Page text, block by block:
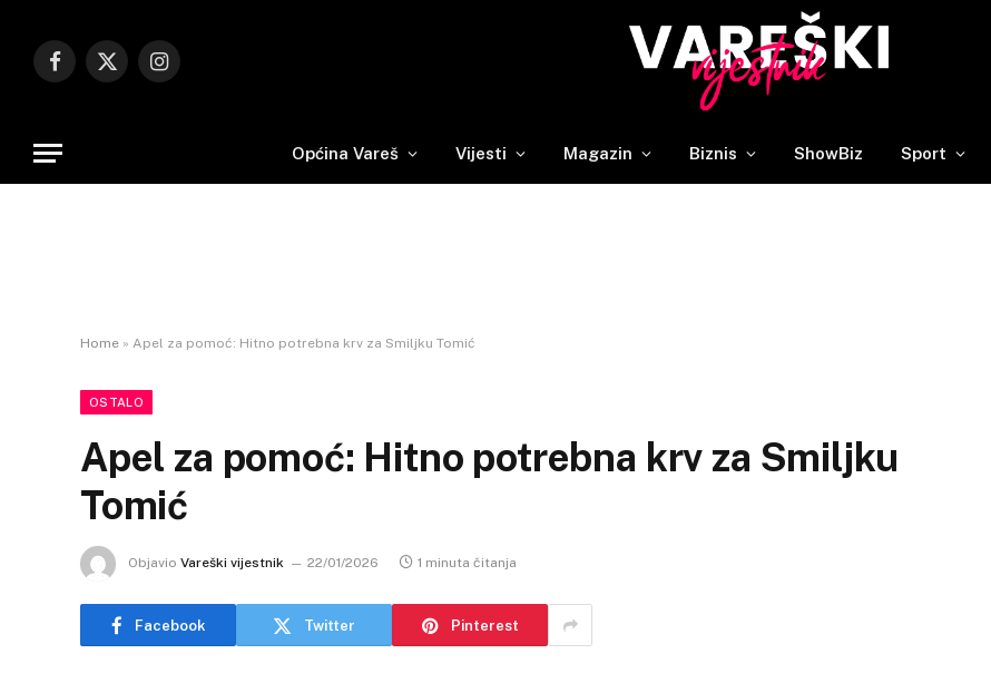
Facebook
X
Instagram
Općina Vareš Vijesti Magazin Biznis ShowBiz Sport
Home » Apel za pomoć: Hitno potrebna krv za Smiljku Tomić
OSTALO
Apel za pomoć: Hitno potrebna krv za Smiljku
Tomić
Objavio Vareški vijestnik 22/01/2026 1 minuta čitanja
Facebook Twitter Pinterest